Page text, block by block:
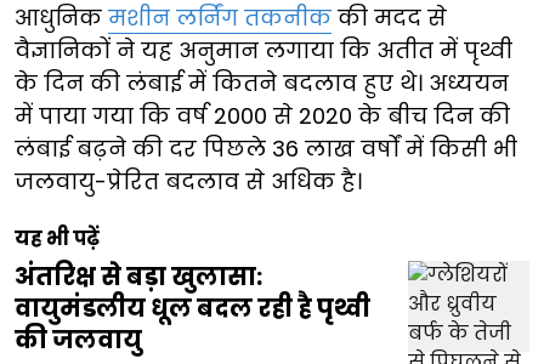
आधुनिक मशीन लर्निंग तकनीक की मदद से
वैज्ञानिकों ने यह अनुमान लगाया कि अतीत में पृथ्वी
के दिन की लंबाई में कितने बदलाव हुए थे। अध्ययन
में पाया गया कि वर्ष 2000 से 2020 के बीच दिन की
लंबाई बढ़ने की दर पिछले 36 लाख वर्षों में किसी भी
जलवायु-प्रेरित बदलाव से अधिक है।
यह भी पढ़ें
अंतरिक्ष से बड़ा खुलासा:
वायुमंडलीय धूल बदल रही है पृथ्वी
की जलवायु